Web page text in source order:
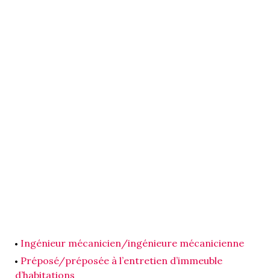
Ingénieur mécanicien/ingénieure mécanicienne
Préposé/préposée à l’entretien d’immeuble
d’habitations